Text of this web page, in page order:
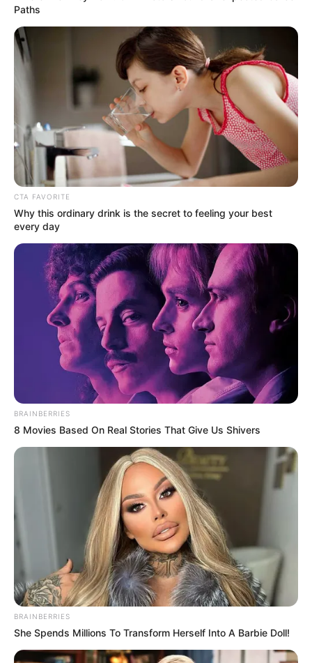
Paths
CTA FAVORITE
Why this ordinary drink is the secret to feeling your best
every day
BRAINBERRIES
8 Movies Based On Real Stories That Give Us Shivers
BRAINBERRIES
She Spends Millions To Transform Herself Into A Barbie Doll!